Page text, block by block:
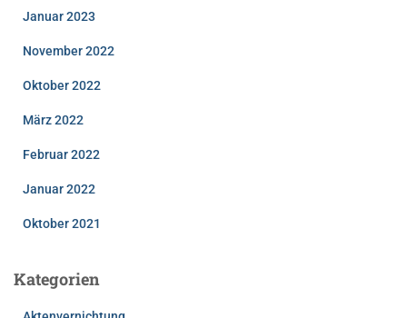
Januar 2023
November 2022
Oktober 2022
März 2022
Februar 2022
Januar 2022
Oktober 2021
Kategorien